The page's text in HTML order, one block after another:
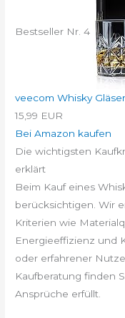
Bestseller Nr. 4
veecom Whisky
15,99 EUR
Bei Amazon kaufen
Die wichtigsten
erklärt
Beim Kauf eines
berücksichtigen. Wir
Kriterien wie
Energieeffizienz und
oder erfahrener
Kaufberatung finden
Ansprüche erfüllt.